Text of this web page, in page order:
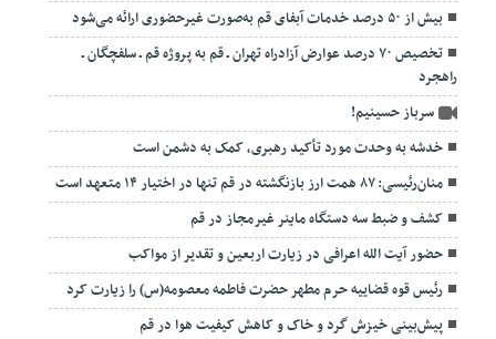
بیش از ۵۰ درصد خدمات آبفای قم به‌صورت غیرحضوری ارائه می‌شود
تخصیص ۷۰ درصد عوارض آزادراه تهران ـ قم به پروژه قم ـ سلفچگان ـ
راهجرد
سرباز حسینیم!
خدشه به وحدت مورد تأکید رهبری، کمک به دشمن است
منان‌رئیسی: ۸۷ همت ارز بازنگشته در قم تنها در اختیار ۱۴ متعهد است
کشف و ضبط سه دستگاه ماینر غیرمجاز در قم
حضور آیت الله اعرافی در زیارت اربعین و تقدیر از مواکب
رئیس قوه قضاییه حرم مطهر حضرت فاطمه معصومه(س) را زیارت کرد
پیش‌بینی خیزش گرد و خاک و کاهش کیفیت هوا در قم